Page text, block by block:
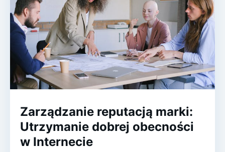
Zarządzanie reputacją marki:
Utrzymanie dobrej obecności
w Internecie